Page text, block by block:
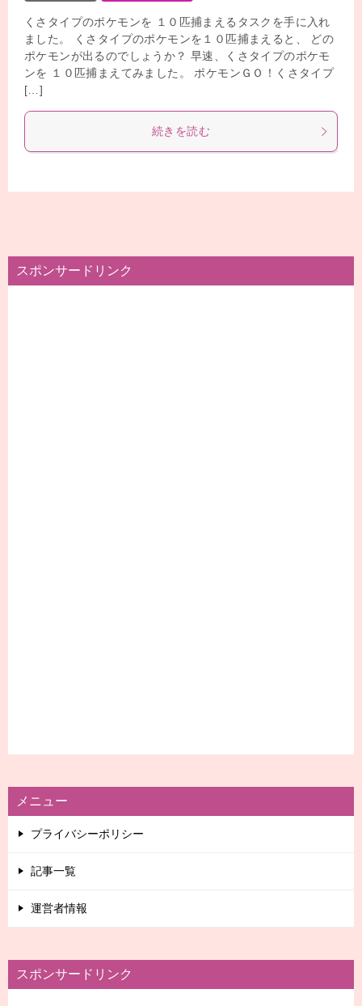
くさタイプのポケモンを １０匹捕まえるタスクを手に入れ
ました。 くさタイプのポケモンを１０匹捕まえると、 どの
ポケモンが出るのでしょうか？ 早速、くさタイプのポケモ
ンを １０匹捕まえてみました。 ポケモンＧＯ！くさタイプ
[…]
続きを読む
スポンサードリンク
メニュー
プライバシーポリシー
記事一覧
運営者情報
スポンサードリンク